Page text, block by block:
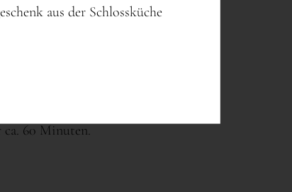
aus der Schlossküche